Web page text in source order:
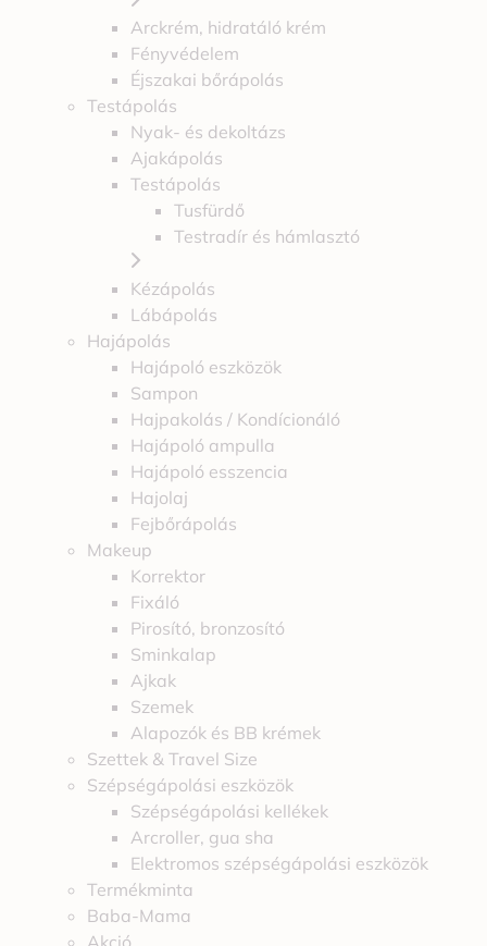
Arckrém, hidratáló krém
Fényvédelem
Éjszakai bőrápolás
Testápolás
Nyak- és dekoltázs
Ajakápolás
Testápolás
Tusfürdő
Testradír és hámlasztó
Kézápolás
Lábápolás
Hajápolás
Hajápoló eszközök
Sampon
Hajpakolás / Kondícionáló
Hajápoló ampulla
Hajápoló esszencia
Hajolaj
Fejbőrápolás
Makeup
Korrektor
Fixáló
Pirosító, bronzosító
Sminkalap
Ajkak
Szemek
Alapozók és BB krémek
Szettek & Travel Size
Szépségápolási eszközök
Szépségápolási kellékek
Arcroller, gua sha
Elektromos szépségápolási eszközök
Termékminta
Baba-Mama
Akció